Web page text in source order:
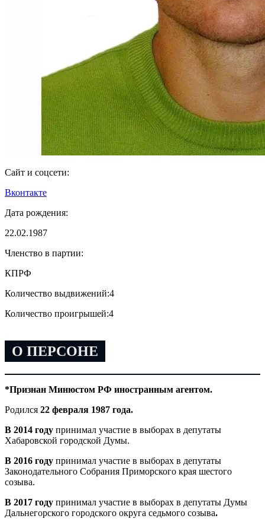
Сайт и соцсети:
Вконтакте
Дата рождения:
22.02.1987
Членство в партии:
КПРФ
Количество выдвижений:4
Количество проигрышей:4
О ПЕРСОНЕ
*Признан Минюстом РФ иностранным агентом.
Родился 22 февраля 1987 года.
В 2014 году принимал участие в выборах в депутаты
Хабаровской городской Думы.
В 2016 году принимал участие в выборах в депутаты
Законодательного Собрания Приморского края шестого
созыва.
В 2017 году принимал участие в выборах в депутаты Думы
Дальнегорского городского округа седьмого созыва.